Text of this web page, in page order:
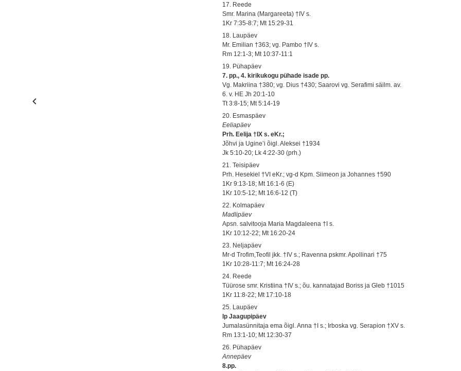
17. Reede
Smr. Marina (Margareeta) †IV s.
1Kr 7:35-8:7; Mt 15:29-31
18. Laupäev
Mr. Emilian †363; vg. Pambo †IV s.
Rm 12:1-3; Mt 10:37-11:1
19. Pühapäev
7. pp., 4. kirikukogu pühade isade pp.
Vg. Makriina †380; vg. Dius †430; Saarovi vg. Serafimi säilm. av.
6. v. HE Jh 20:1-10
Tt 3:8-15; Mt 5:14-19
20. Esmaspäev
Eeliapäev
Prh. Eelija †IX s. eKr.;
Jõhvi ja Ugine’i õigl. Aleksei †1934
Jk 5:10-20; Lk 4:22-30 (prh.)
21. Teisipäev
Prh. Hesekiel †VI eKr.; vg-d Kpm. Siimeon ja Johannes †590
1Kr 9:13-18; Mt 16:1-6 (E)
1Kr 10:5-12; Mt 16:6-12 (T)
22. Kolmapäev
Madlipäev
Apsn. salvitooja Maria Magdaleena †I s.
1Kr 10:12-22; Mt 16:20-24
23. Neljapäev
Mr-d Trofim,Teofil jkk. †IV s.; Ravenna pskmr. Apollinari †75
1Kr 10:28-11:7; Mt 16:24-28
24. Reede
Tüürose smr. Kristiina †IV s.; õu. kannatajad Boriss ja Gleb †1015
1Kr 11:8-22; Mt 17:10-18
25. Laupäev
lp Jaagupipäev
Jumalasünnitaja ema õigl. Anna †I s.; Irboska vg. Serapion †XV s.
Rm 13:1-10; Mt 12:30-37
26. Pühapäev
Annepäev
8.pp.